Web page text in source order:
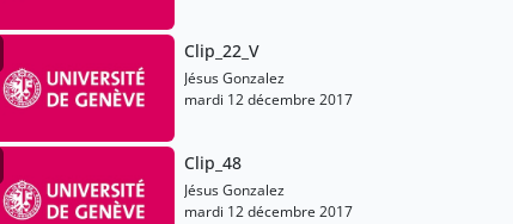
Clip_22_V
Jésus Gonzalez
mardi 12 décembre 2017
Clip_48
Jésus Gonzalez
mardi 12 décembre 2017